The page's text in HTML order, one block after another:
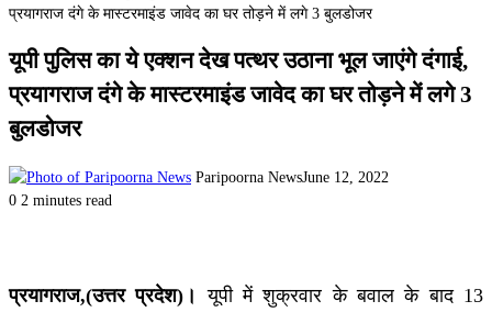
प्रयागराज दंगे के मास्टरमाइंड जावेद का घर तोड़ने में लगे 3 बुलडोजर
यूपी पुलिस का ये एक्शन देख पत्थर उठाना भूल जाएंगे दंगाई,
प्रयागराज दंगे के मास्टरमाइंड जावेद का घर तोड़ने में लगे 3
बुलडोजर
Paripoorna NewsJune 12, 2022
0 2 minutes read
प्रयागराज,(उत्तर प्रदेश)। यूपी में शुक्रवार के बवाल के बाद 13